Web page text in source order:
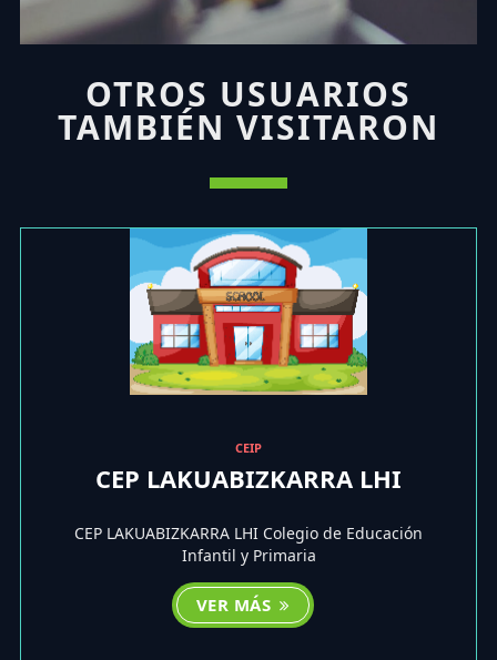
OTROS USUARIOS
TAMBIÉN VISITARON
CEIP
CEP LAKUABIZKARRA LHI
CEP LAKUABIZKARRA LHI Colegio de Educación
Infantil y Primaria
VER MÁS